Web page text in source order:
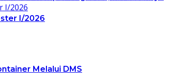
I/2026
Melalui DMS